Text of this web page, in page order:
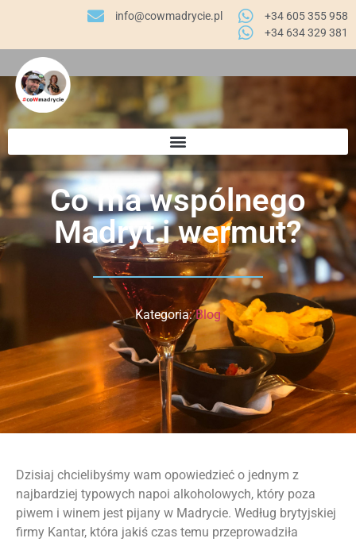
info@cowmadrycie.pl
+34 605 355 958
+34 634 329 381​
Co ma wspólnego
Madryt i wermut?
Kategoria:Blog
Dzisiaj chcielibyśmy wam opowiedzieć o jednym z
najbardziej typowych napoi alkoholowych, który poza
piwem i winem jest pijany w Madrycie. Według brytyjskiej
firmy Kantar, która jakiś czas temu przeprowadziła